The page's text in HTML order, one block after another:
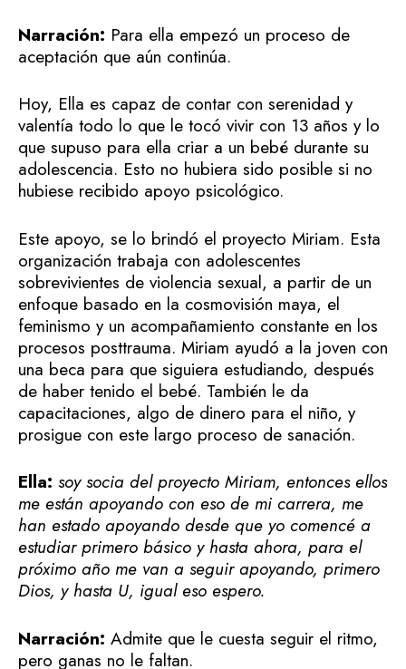
Narración: Para ella empezó un proceso de
aceptación que aún continúa.
Hoy, Ella es capaz de contar con serenidad y
valentía todo lo que le tocó vivir con 13 años y lo
que supuso para ella criar a un bebé durante su
adolescencia. Esto no hubiera sido posible si no
hubiese recibido apoyo psicológico.
Este apoyo, se lo brindó el proyecto Miriam. Esta
organización trabaja con adolescentes
sobrevivientes de violencia sexual, a partir de un
enfoque basado en la cosmovisión maya, el
feminismo y un acompañamiento constante en los
procesos posttrauma. Miriam ayudó a la joven con
una beca para que siguiera estudiando, después
de haber tenido el bebé. También le da
capacitaciones, algo de dinero para el niño, y
prosigue con este largo proceso de sanación.
Ella: soy socia del proyecto Miriam, entonces ellos
me están apoyando con eso de mi carrera, me
han estado apoyando desde que yo comencé a
estudiar primero básico y hasta ahora, para el
próximo año me van a seguir apoyando, primero
Dios, y hasta U, igual eso espero.
Narración: Admite que le cuesta seguir el ritmo,
pero ganas no le faltan.